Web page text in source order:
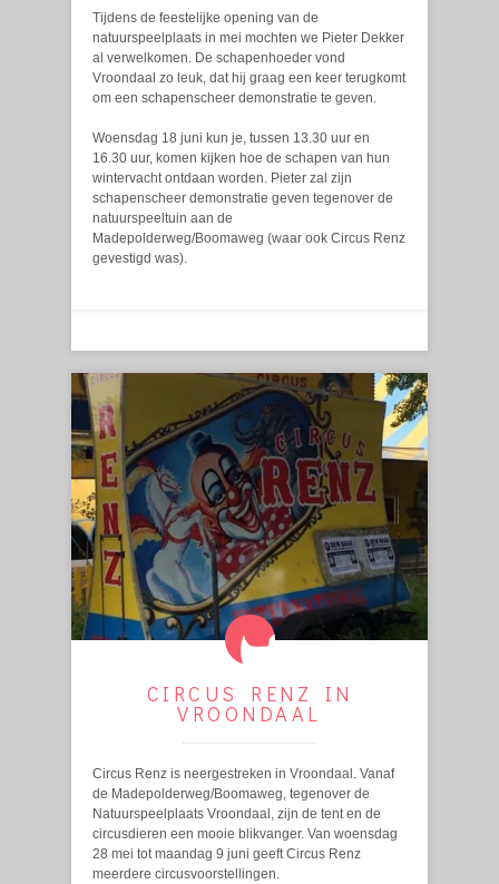
Tijdens de feestelijke opening van de
natuurspeelplaats in mei mochten we Pieter Dekker
al verwelkomen. De schapenhoeder vond
Vroondaal zo leuk, dat hij graag een keer terugkomt
om een schapenscheer demonstratie te geven.
Woensdag 18 juni kun je, tussen 13.30 uur en
16.30 uur, komen kijken hoe de schapen van hun
wintervacht ontdaan worden. Pieter zal zijn
schapenscheer demonstratie geven tegenover de
natuurspeeltuin aan de
Madepolderweg/Boomaweg (waar ook Circus Renz
gevestigd was).
CIRCUS RENZ IN
VROONDAAL
Circus Renz is neergestreken in Vroondaal. Vanaf
de Madepolderweg/Boomaweg, tegenover de
Natuurspeelplaats Vroondaal, zijn de tent en de
circusdieren een mooie blikvanger. Van woensdag
28 mei tot maandag 9 juni geeft Circus Renz
meerdere circusvoorstellingen.